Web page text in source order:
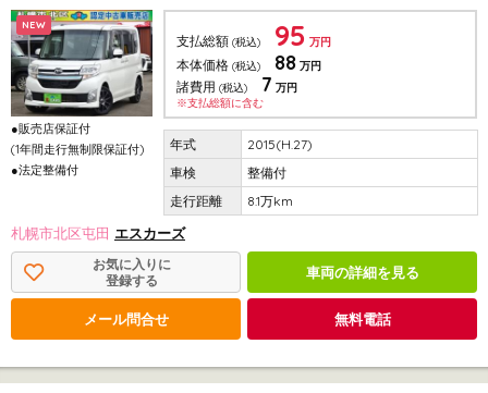
NEW
●販売店保証付
(1年間走行無制限保証付)
●法定整備付
支払総額 (税込) 95 万円
本体価格 (税込) 88 万円
諸費用 (税込) 7 万円
※支払総額に含む
2015(H.27)
整備付
8.1万km
札幌市北区屯田 エスカーズ
お気に入りに
登録する
車両の詳細を見る
メール問合せ 無料電話